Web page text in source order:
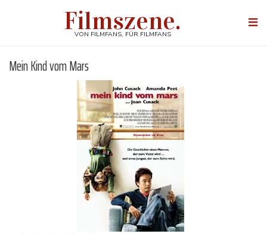
Filmszene.
VON FILMFANS, FÜR FILMFANS
Mein Kind vom Mars